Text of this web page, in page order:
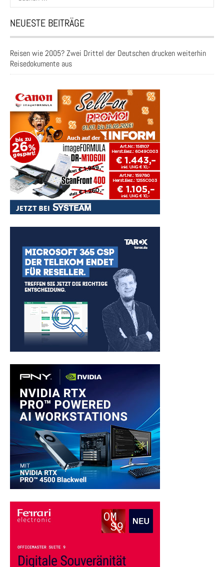
nach:
NEUESTE BEITRÄGE
Reisen wie 2005? Zwei Drittel der Deutschen drucken weiterhin
Reisedokumente aus